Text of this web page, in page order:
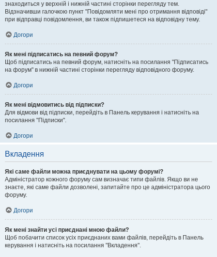
знаходиться у верхній і нижній частині сторінки перегляду тем.
Відзначивши галочкою пункт "Повідомляти мені про отримання відповіді"
при відправці повідомлення, ви також підпишетеся на відповідну тему.
Догори
Як мені підписатись на певний форум?
Щоб підписатись на певний форум, натисніть на посилання "Підписатись
на форум" в нижній частині сторінки перегляду відповідного форуму.
Догори
Як мені відмовитись від підписки?
Для відмови від підписки, перейдіть в Панель керування і натисніть на
посилання "Підписки".
Догори
Вкладення
Які саме файли можна приєднувати на цьому форумі?
Адміністратор кожного форуму сам визначає типи файлів. Якщо ви не
знаєте, які саме файли дозволені, запитайте про це адміністратора цього
форуму.
Догори
Як мені знайти усі приєднані мною файли?
Щоб побачити список усіх приєднаних вами файлів, перейдіть в Панель
керування і натисніть на посилання "Вкладення".